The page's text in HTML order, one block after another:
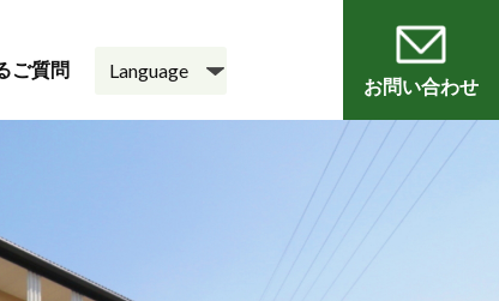
ーム
ご質問
お問い合わせ